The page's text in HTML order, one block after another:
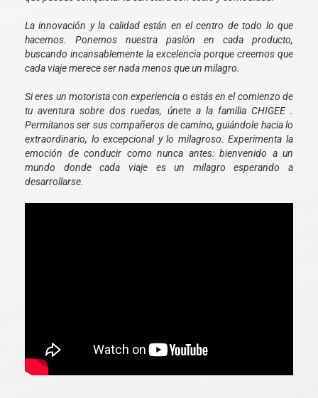
La innovación y la calidad están en el centro de todo lo que
hacemos. Ponemos nuestra pasión en cada producto,
buscando incansablemente la excelencia porque creemos que
cada viaje merece ser nada menos que un milagro.
Si eres un motorista con experiencia o estás en el comienzo de
tu aventura sobre dos ruedas, únete a la familia CHIGEE .
Permítanos ser sus compañeros de camino, guiándole hacia lo
extraordinario, lo excepcional y lo milagroso. Experimenta la
emoción de conducir como nunca antes: bienvenido a un
mundo donde cada viaje es un milagro esperando a
desarrollarse.